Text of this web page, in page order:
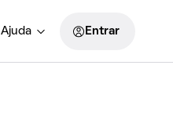
Ajuda Entrar